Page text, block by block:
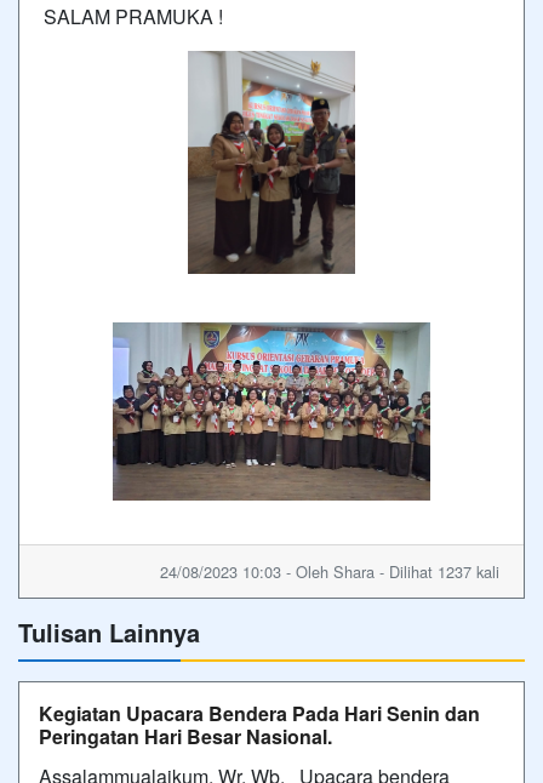
SALAM PRAMUKA !
24/08/2023 10:03 - Oleh Shara - Dilihat 1237 kali
Tulisan Lainnya
Kegiatan Upacara Bendera Pada Hari Senin dan
Peringatan Hari Besar Nasional.
Assalammualaikum, Wr. Wb. Upacara bendera